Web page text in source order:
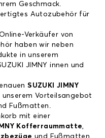
Geschmack.
Autozubehör für
Verkäufer von
haben wir neben
in unserem
JIMNY innen und
SUZUKI JIMNY
Vorteilsangebot
Fußmatten.
mit einer
Kofferraummatte,